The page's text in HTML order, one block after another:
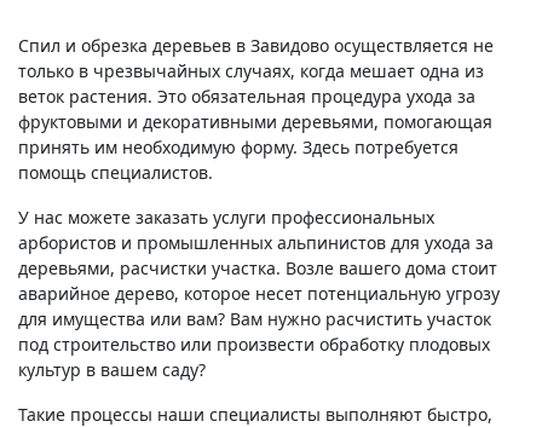
Спил и обрезка деревьев в Завидово осуществляется не
только в чрезвычайных случаях, когда мешает одна из
веток растения. Это обязательная процедура ухода за
фруктовыми и декоративными деревьями, помогающая
принять им необходимую форму. Здесь потребуется
помощь специалистов.
У нас можете заказать услуги профессиональных
арбористов и промышленных альпинистов для ухода за
деревьями, расчистки участка. Возле вашего дома стоит
аварийное дерево, которое несет потенциальную угрозу
для имущества или вам? Вам нужно расчистить участок
под строительство или произвести обработку плодовых
культур в вашем саду?
Такие процессы наши специалисты выполняют быстро,